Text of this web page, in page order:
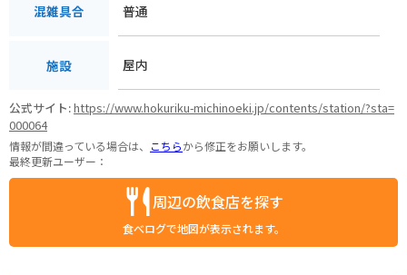
混雑具合 普通
施設 屋内
公式サイト:https://www.hokuriku-michinoeki.jp/contents/station/?sta=
000064
情報が間違っている場合は、 こちらから修正をお願いします。
最終更新ユーザー：
周辺の飲食店を探す
食べログで地図が表示されます。